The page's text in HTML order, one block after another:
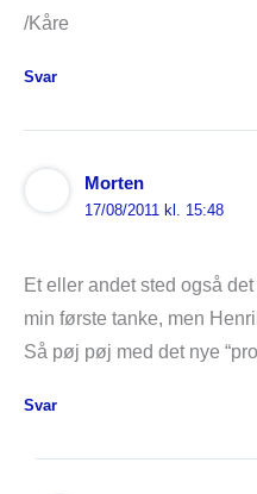
/Kåre
Svar
Morten
17/08/2011 kl. 15:48
Et eller andet sted også
min første tanke, men
Så pøj pøj med det nye
Svar